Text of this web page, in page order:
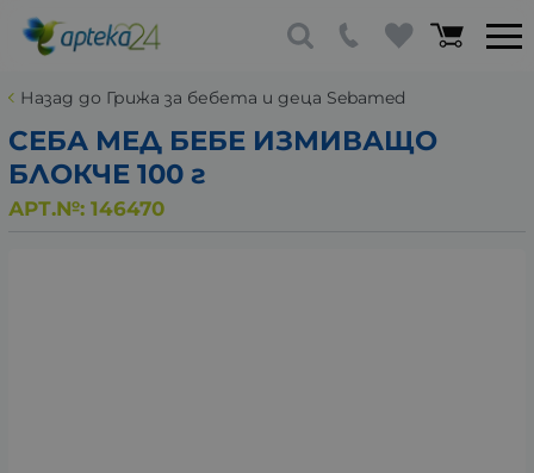
Назад до Грижа за бебета и деца Sebamed
СЕБА МЕД БЕБЕ ИЗМИВАЩО
БЛОКЧЕ 100 г
АРТ.№: 146470